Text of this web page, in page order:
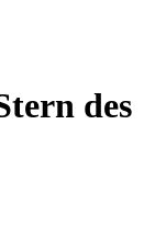
des